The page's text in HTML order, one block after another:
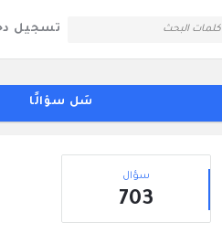
تسجيل
سَل سؤالًا
إحصائيات
سؤال
703